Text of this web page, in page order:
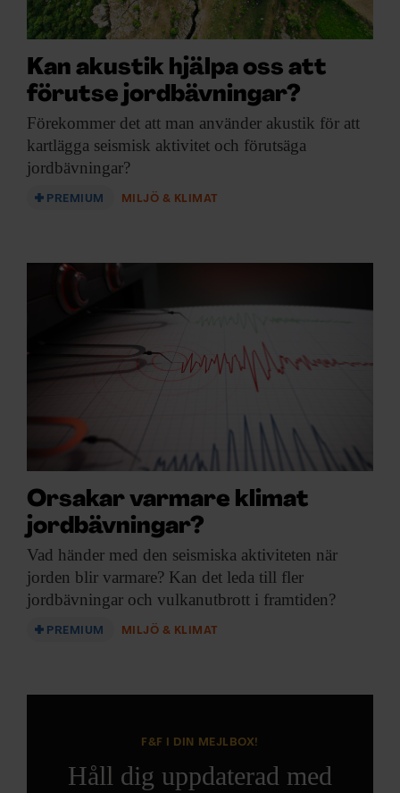
ARKIV & E-TIDNING
LYSSNA/PODD
EVENEMANG & RESOR
SHOP
KONTAKTA F&F
PRENUMERERA PÅ F&F
ANNONSERA I F&F
Kan akustik hjälpa oss att
förutse jordbävningar?
Förekommer det att man använder akustik för att
kartlägga seismisk aktivitet och förutsäga
jordbävningar?
PREMIUM MILJÖ & KLIMAT
Orsakar varmare klimat
jordbävningar?
Vad händer med den seismiska aktiviteten när
jorden blir varmare? Kan det leda till fler
jordbävningar och vulkanutbrott i framtiden?
PREMIUM MILJÖ & KLIMAT
F&F I DIN MEJLBOX!
Håll dig uppdaterad med